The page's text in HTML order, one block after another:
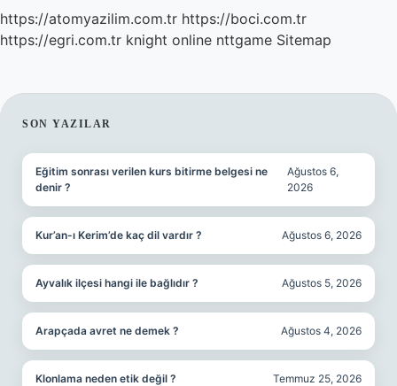
https://atomyazilim.com.tr https://boci.com.tr
https://egri.com.tr knight online nttgame Sitemap
SIDEBAR
SON YAZILAR
Eğitim sonrası verilen kurs bitirme belgesi ne
denir ?
Ağustos 6,
2026
Kur’an-ı Kerim’de kaç dil vardır ? Ağustos 6, 2026
Ayvalık ilçesi hangi ile bağlıdır ? Ağustos 5, 2026
Arapçada avret ne demek ? Ağustos 4, 2026
Klonlama neden etik değil ? Temmuz 25, 2026